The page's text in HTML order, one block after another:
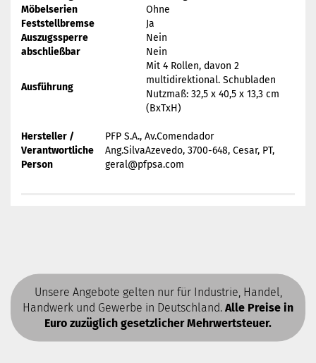
Möbelserien
Ohne
Feststellbremse
Ja
Auszugssperre
Nein
abschließbar
Nein
Ausführung
Mit 4 Rollen, davon 2
multidirektional. Schubladen
Nutzmaß: 32,5 x 40,5 x 13,3 cm
(BxTxH)
Hersteller /
Verantwortliche
Person
PFP S.A., Av.Comendador
Ang.SilvaAzevedo, 3700-648, Cesar, PT,
geral@pfpsa.com
Unsere Angebote gelten nur für Industrie, Handel,
Handwerk und Gewerbe in Deutschland. Alle Preise in
Euro zuzüglich gesetzlicher Mehrwertsteuer.